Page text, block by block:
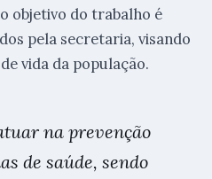
objetivo do trabalho é
pela secretaria, visando
vida da população.
na prevenção
de saúde, sendo